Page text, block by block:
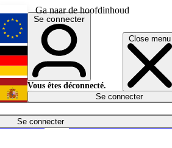
Ga naar de hoofdinhoud
Close menu
Se connecter
Économie
English
Deutsch
Español
Se connecter
Vous êtes déconnecté.
Se connecter